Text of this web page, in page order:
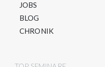
JOBS
BLOG
CHRONIK